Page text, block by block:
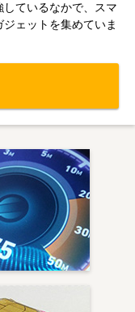
ているなかで、スマ
ェットを集めていま